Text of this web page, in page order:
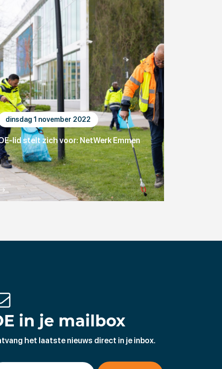
dinsdag 1 november 2022
lid stelt zich voor: NetWerk Emmen
in je mailbox
het laatste nieuws direct in je inbox.